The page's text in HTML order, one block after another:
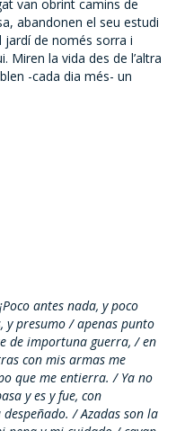
van obrint camins de
abandonen el seu estudi
de només sorra i
Miren la vida des de l’altra
-cada dia més- un
antes nada, y poco
y presumo / apenas punto
de importuna guerra, / en
con mis armas me
que me entierra. / Ya no
y es y fue, con
/ Azadas son la